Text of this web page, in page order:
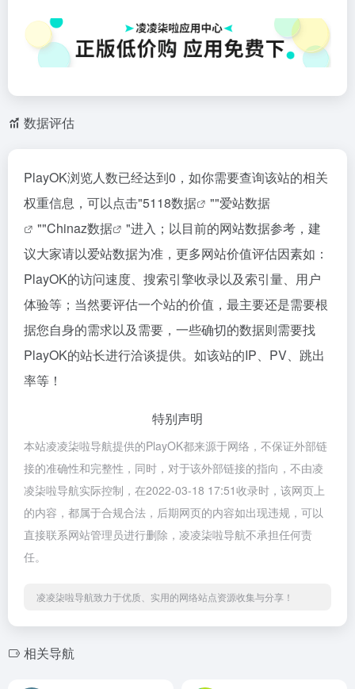
数据评估
PlayOK浏览人数已经达到0，如你需要查询该站的相关
权重信息，可以点击"5118数据 ""爱站数据
""Chinaz数据
"进入；以目前的网站数据参考，建
议大家请以爱站数据为准，更多网站价值评估因素如：
PlayOK的访问速度、搜索引擎收录以及索引量、用户
体验等；当然要评估一个站的价值，最主要还是需要根
据您自身的需求以及需要，一些确切的数据则需要找
PlayOK的站长进行洽谈提供。如该站的IP、PV、跳出
率等！
特别声明
本站凌凌柒啦导航提供的PlayOK都来源于网络，不保证外部链
接的准确性和完整性，同时，对于该外部链接的指向，不由凌
凌柒啦导航实际控制，在2022-03-18 17:51收录时，该网页上
的内容，都属于合规合法，后期网页的内容如出现违规，可以
直接联系网站管理员进行删除，凌凌柒啦导航不承担任何责
任。
凌凌柒啦导航致力于优质、实用的网络站点资源收集与分享！
相关导航